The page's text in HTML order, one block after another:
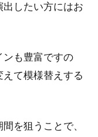
したい方にはお
ンも豊富ですの
て模様替えする
を狙うことで、